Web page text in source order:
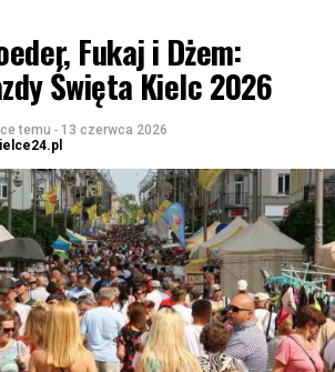
Fukaj i Dżem:
Święta Kielc 2026
temu - 13 czerwca 2026